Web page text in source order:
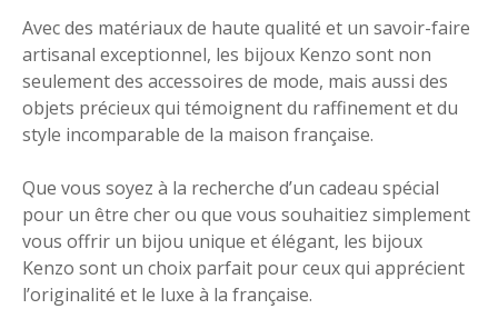
Avec des matériaux de haute qualité et un savoir-faire
artisanal exceptionnel, les bijoux Kenzo sont non
seulement des accessoires de mode, mais aussi des
objets précieux qui témoignent du raffinement et du
style incomparable de la maison française.
Que vous soyez à la recherche d’un cadeau spécial
pour un être cher ou que vous souhaitiez simplement
vous offrir un bijou unique et élégant, les bijoux
Kenzo sont un choix parfait pour ceux qui apprécient
l’originalité et le luxe à la française.